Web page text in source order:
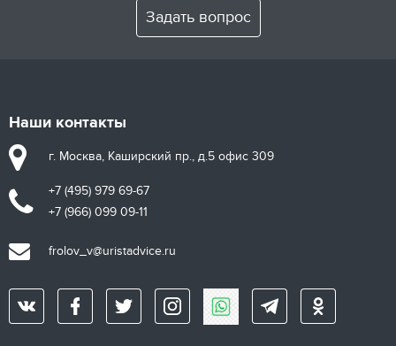
Задать вопрос
Наши контакты
г. Москва, Каширский пр., д.5 офис 309
+7 (495) 979 69-67
+7 (966) 099 09-11
frolov_v@uristadvice.ru